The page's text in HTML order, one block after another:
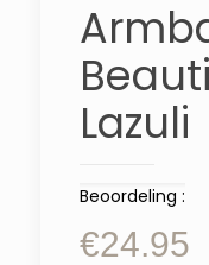
Lazuli
Beoordeling :
€24.95